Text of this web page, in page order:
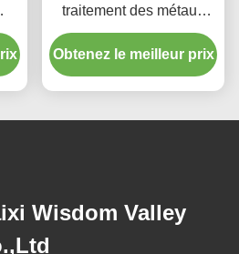
traitement des métaux
Machine à usiner
industrielle de fraisage
CNC
Obtenez le meilleur prix
Wisdom Valley